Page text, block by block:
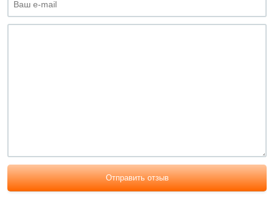
Отправить отзыв